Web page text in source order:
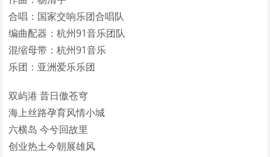
合唱：国家交响乐团合唱队
编曲配器：杭州91音乐团队
混缩母带：杭州91音乐
乐团：亚洲爱乐乐团
双屿港 昔日傲苍穹
海上丝路孕育风情小城
六横岛 今兮回故里
创业热土今朝展雄风